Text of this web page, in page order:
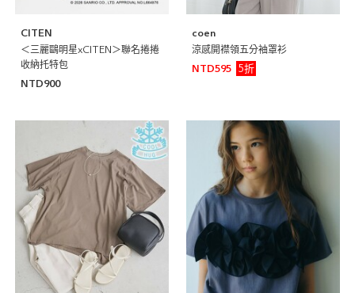
CITEN
＜三麗鷗明星xCITEN＞聯名捲捲
收納托特包
NTD900
coen
涼感開襟領五分袖罩衫
NTD595
5折